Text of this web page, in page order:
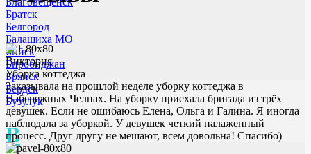
Братск
Белгород
Балашиха МО
Бийск
Биробиджан
Брянск
Бердск
Бузулук
В
Виктория
Уборка коттеджа
Заказывала на прошлой неделе уборку коттеджа в
Набережных Челнах. На уборку приехала бригада из трёх
девушек. Если не ошибаюсь Елена, Ольга и Галина. Я иногда
наблюдала за уборкой. У девушек четкий налаженный
процесс. Друг другу не мешают, всем довольна! Спасибо)